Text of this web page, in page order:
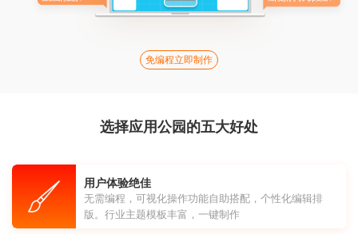
免编程立即制作
选择应用公园的五大好处
用户体验绝佳
无需编程，可视化操作功能自助搭配，个性化编辑排
版。行业主题模板丰富，一键制作